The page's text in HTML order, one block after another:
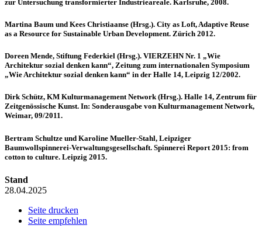
zur Untersuchung transformierter Industrieareale. Karlsruhe, 2008.
Martina Baum und Kees Christiaanse (Hrsg.). City as Loft, Adaptive Reuse
as a Resource for Sustainable Urban Development. Zürich 2012.
Doreen Mende, Stiftung Federkiel (Hrsg.). VIERZEHN Nr. 1 „Wie
Architektur sozial denken kann“, Zeitung zum internationalen Symposium
„Wie Architektur sozial denken kann“ in der Halle 14, Leipzig 12/2002.
Dirk Schütz, KM Kulturmanagement Network (Hrsg.). Halle 14, Zentrum für
Zeitgenössische Kunst. In: Sonderausgabe von Kulturmanagement Network,
Weimar, 09/2011.
Bertram Schultze und Karoline Mueller-Stahl, Leipziger
Baumwollspinnerei-Verwaltungsgesellschaft. Spinnerei Report 2015: from
cotton to culture. Leipzig 2015.
Stand
28.04.2025
Seite drucken
Seite empfehlen